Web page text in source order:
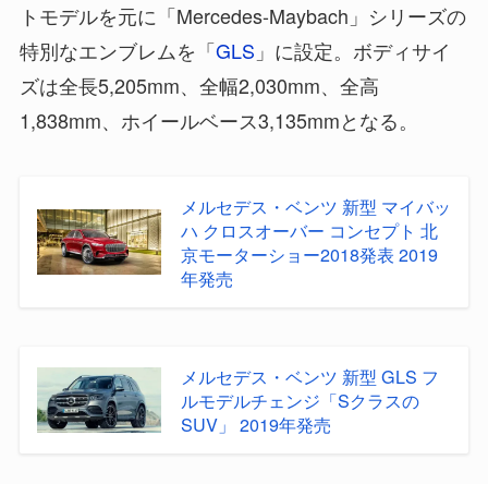
トモデルを元に「Mercedes-Maybach」シリーズの
特別なエンブレムを「GLS 」に設定。ボディサイ
ズは全長5,205mm、全幅2,030mm、全高
1,838mm、ホイールベース3,135mmとなる。
メルセデス・ベンツ 新型 マイバッ
ハ クロスオーバー コンセプト 北
京モーターショー2018発表 2019
年発売
メルセデス・ベンツ 新型 GLS フ
ルモデルチェンジ「Sクラスの
SUV」 2019年発売